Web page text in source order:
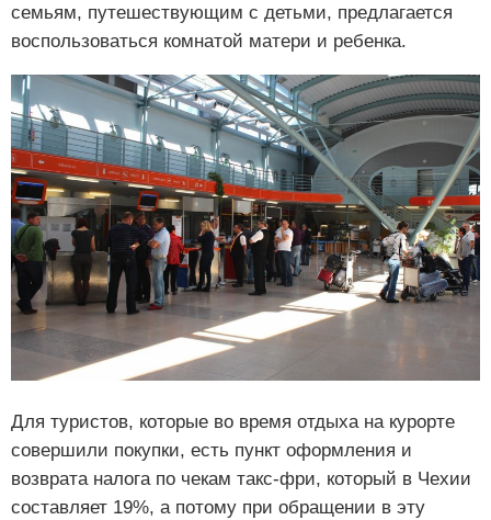
семьям, путешествующим с детьми, предлагается
воспользоваться комнатой матери и ребенка.
Для туристов, которые во время отдыха на курорте
совершили покупки, есть пункт оформления и
возврата налога по чекам такс-фри, который в Чехии
составляет 19%, а потому при обращении в эту